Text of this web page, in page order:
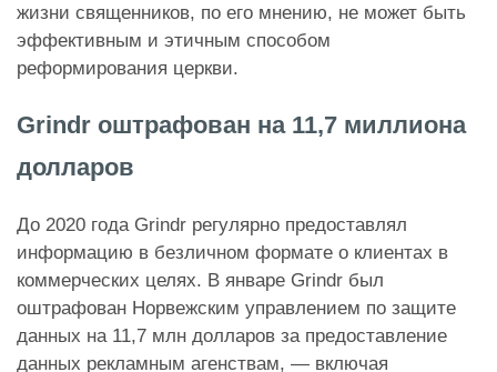
жизни священников, по его мнению, не может быть
эффективным и этичным способом
реформирования церкви.
Grindr оштрафован на 11,7 миллиона
долларов
До 2020 года Grindr регулярно предоставлял
информацию в безличном формате о клиентах в
коммерческих целях. В январе Grindr был
оштрафован Норвежским управлением по защите
данных на 11,7 млн ​​долларов за предоставление
данных рекламным агенствам, — включая